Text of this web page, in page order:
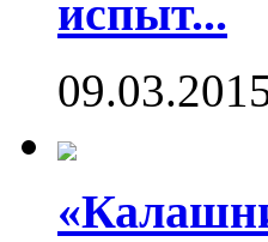
испыт...